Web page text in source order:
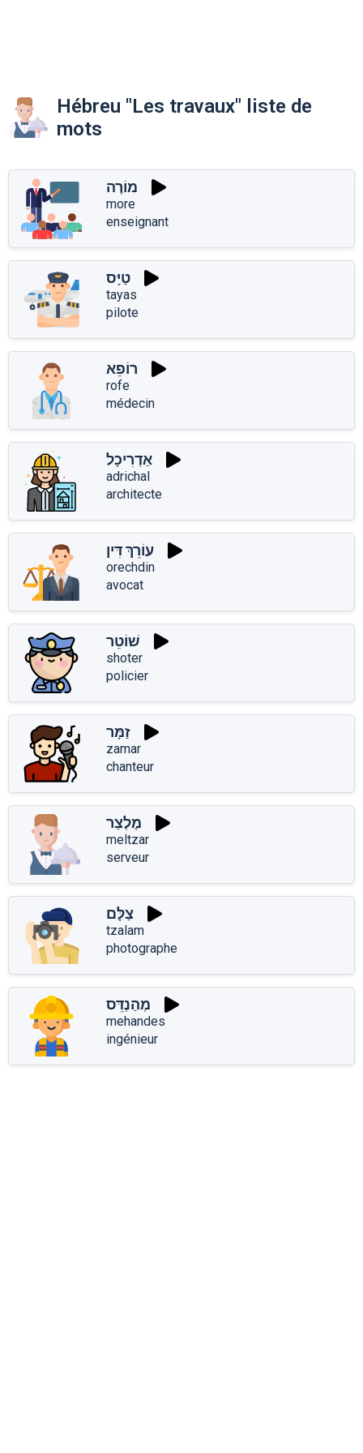
Hébreu "Les travaux" liste de
mots
מוֹרֶה
more
enseignant
טַיָּס
tayas
pilote
רוֹפֵא
rofe
médecin
אַדְרִיכָל
adrichal
architecte
עוֹרֵךְ דִּין
orechdin
avocat
שׁוֹטֵר
shoter
policier
זַמָּר
zamar
chanteur
מֶלְצַר
meltzar
serveur
צַלָּם
tzalam
photographe
מְהַנְדֵּס
mehandes
ingénieur